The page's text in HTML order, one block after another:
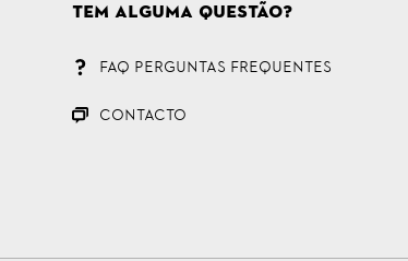
Tem alguma questão?
FAQ Perguntas Frequentes
CONTACTO